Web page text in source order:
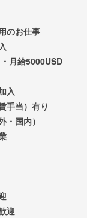
のお仕事
月給5000USD
入
手当）有り
・国内）
迎